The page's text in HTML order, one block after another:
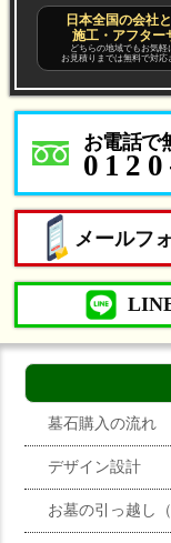
日本全国の会社
施工・アフター
どちらの地域でもお気軽
お見積りまでは無料で対応
お電話で
メールフ
墓石購入の流れ
デザイン設計
お墓の引っ越し